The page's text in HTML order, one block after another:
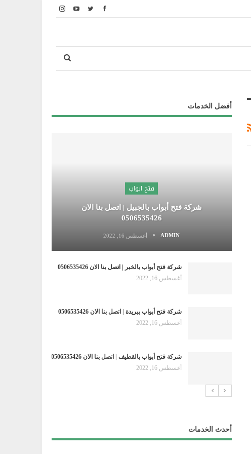
أفضل الخدمات
فتح ابواب
شركة فتح أبواب بالجبيل | اتصل بنا الان
0506535426
ADMIN أغسطس 16, 2022
شركة فتح أبواب بالخبر | اتصل بنا الان 0506535426
أغسطس 16, 2022
شركة فتح أبواب ببريدة | اتصل بنا الان 0506535426
أغسطس 16, 2022
شركة فتح أبواب بالقطيف | اتصل بنا الان 0506535426
أغسطس 16, 2022
أحدث الخدمات